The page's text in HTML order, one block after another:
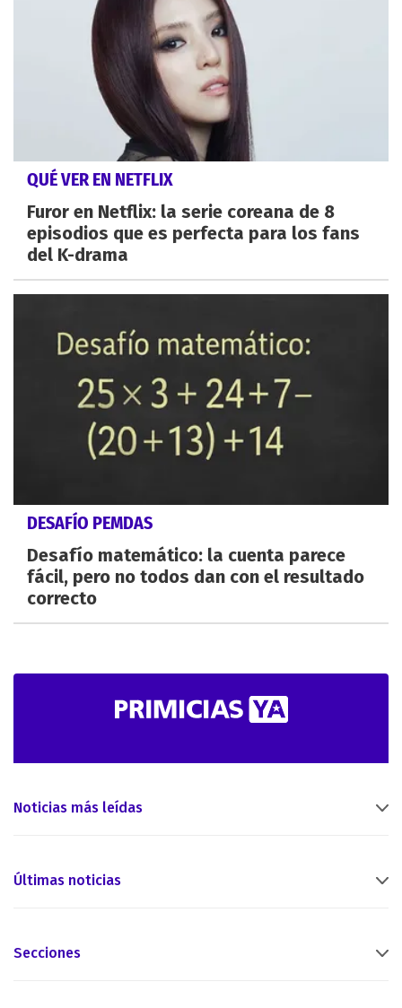
QUÉ VER EN NETFLIX
Furor en Netflix: la serie coreana de 8
episodios que es perfecta para los fans
del K-drama
DESAFÍO PEMDAS
Desafío matemático: la cuenta parece
fácil, pero no todos dan con el resultado
correcto
Noticias más leídas
Últimas noticias
Secciones